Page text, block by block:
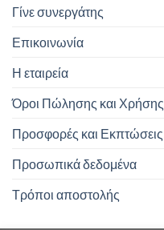
Γίνε συνεργάτης
Επικοινωνία
Η εταιρεία
Όροι Πώλησης και Χρήσης
Προσφορές και Εκπτώσεις
Προσωπικά δεδομένα
Τρόποι αποστολής